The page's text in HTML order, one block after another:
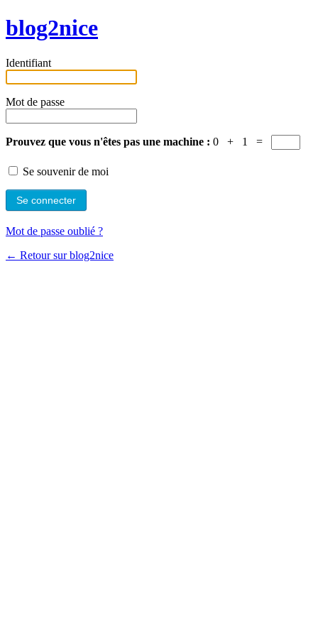
blog2nice
Identifiant
Mot de passe
Prouvez que vous n'êtes pas une machine : 0 + 1 =
Se souvenir de moi
Mot de passe oublié ?
← Retour sur blog2nice